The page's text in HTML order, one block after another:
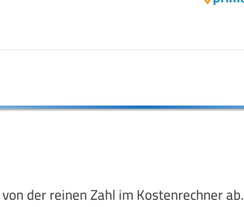
der reinen Zahl im Kostenrechner